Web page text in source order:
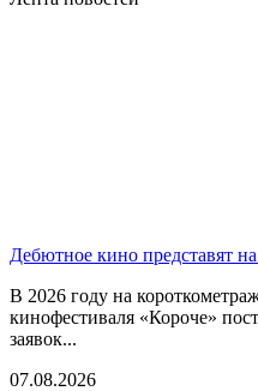
Дебютное кино представят
В 2026 году на
кинофестиваля «Короче»
заявок...
07.08.2026